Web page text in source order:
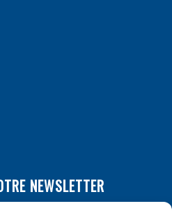
NEWSLETTER